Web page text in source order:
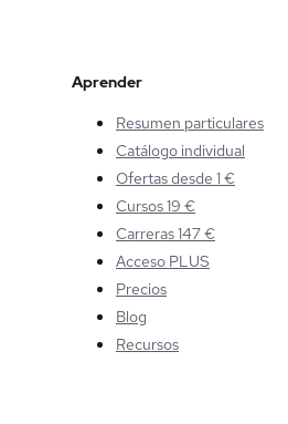
Aprender
Resumen particulares
Catálogo individual
Ofertas desde 1 €
Cursos 19 €
Carreras 147 €
Acceso PLUS
Precios
Blog
Recursos